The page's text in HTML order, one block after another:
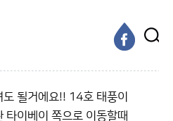
도 될거에요!! 14호 태풍이
타이베이 쪽으로 이동할때